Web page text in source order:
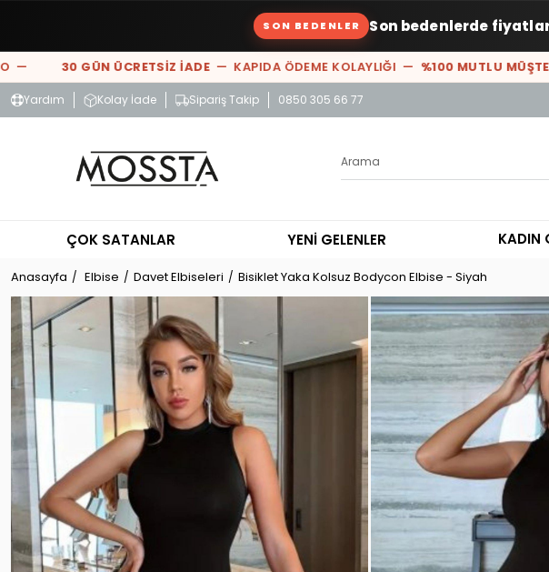
SON BEDENLER Son bedenlerde
30 GÜN ÜCRETSİZ İADE— KAPIDA ÖDEME KOLAYLIĞI —%100 MUTLU MÜŞTERİ—
Yardım Kolay İade Sipariş Takip 0850 305 66 77
ÇOK SATANLAR YENİ GELENLER KADIN
Anasayfa Elbise Davet Elbiseleri Bisiklet Yaka Kolsuz Bodycon Elbise - Siyah